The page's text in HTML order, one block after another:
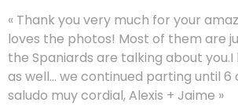
« Thank you very much for your
loves the photos! Most of them are
the Spaniards are talking about
as well… we continued parting until 6
saludo muy cordial, Alexis + Jaime »